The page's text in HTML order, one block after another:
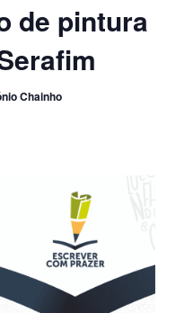
de pintura
Chainho